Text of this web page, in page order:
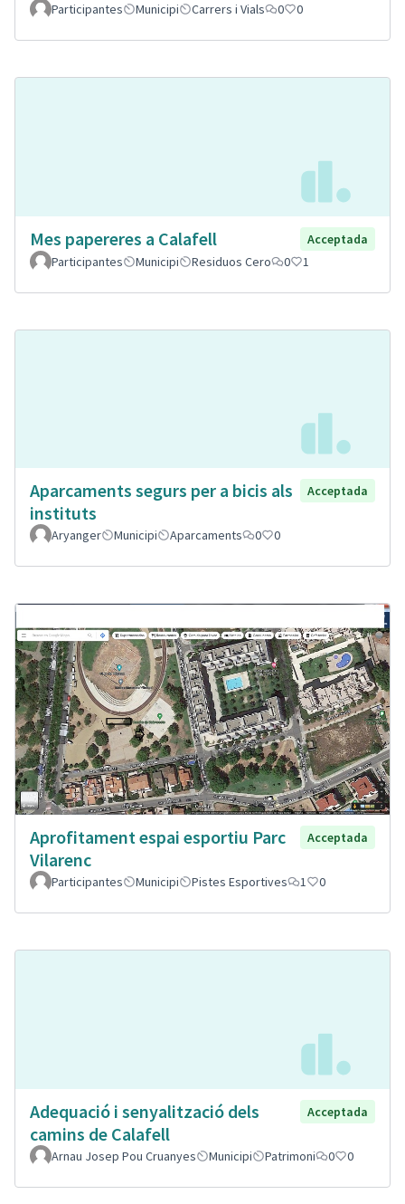
Participantes
Municipi Carrers i Vials 0 0
Mes papereres a Calafell
Acceptada
Participantes
Municipi Residuos Cero 0 1
Aparcaments segurs per a bicis als
instituts
Acceptada
Aryanger Municipi Aparcaments 0 0
Aprofitament espai esportiu Parc
Vilarenc
Acceptada
Participantes Municipi Pistes Esportives 1 0
Adequació i senyalització dels
camins de Calafell
Acceptada
Arnau Josep Pou Cruanyes Municipi Patrimoni 0 0